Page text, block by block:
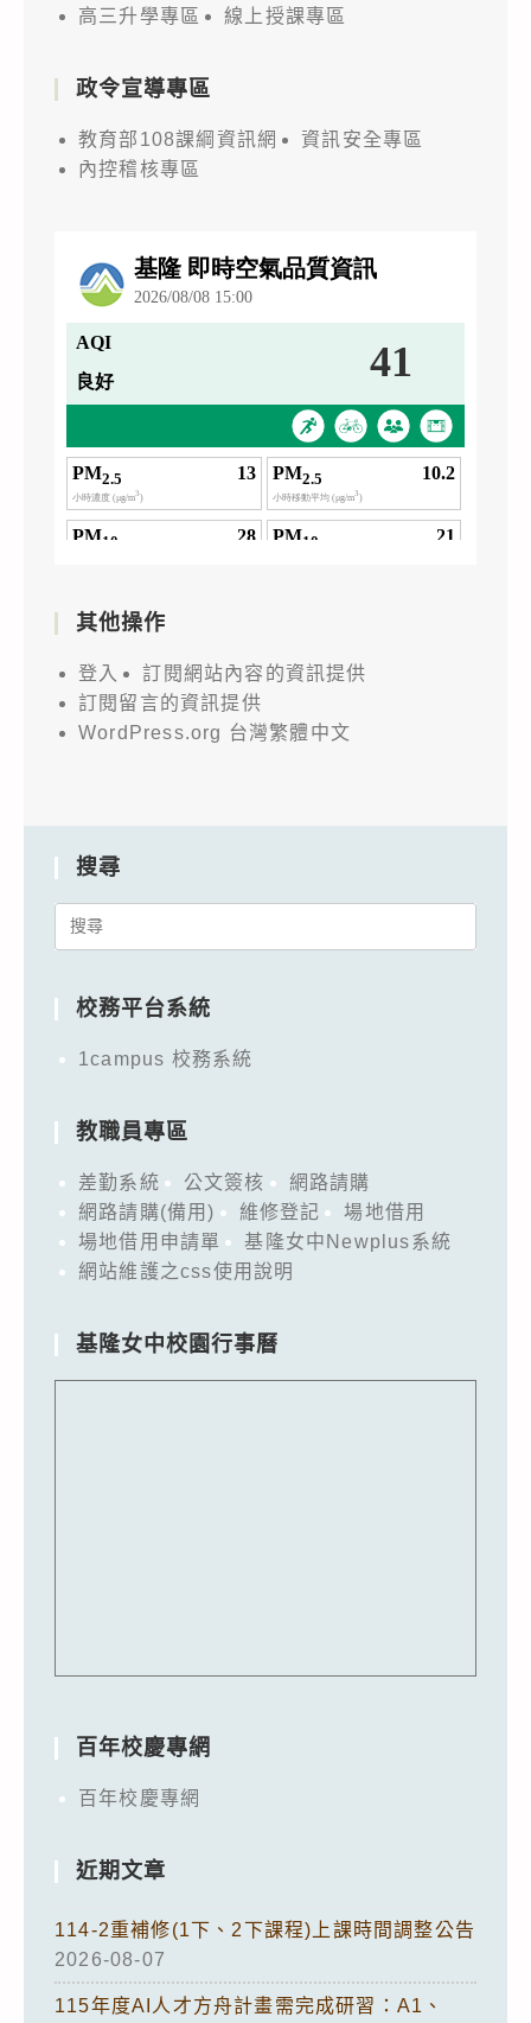
高三升學專區 線上授課專區
政令宣導專區
教育部108課綱資訊網
資訊安全專區
內控稽核專區
其他操作
登入
訂閱網站內容的資訊提供
訂閱留言的資訊提供
WordPress.org 台灣繁體中文
搜尋
Search
校務平台系統
1campus 校務系統
教職員專區
差勤系統 公文簽核
網路請購
網路請購(備用)
維修登記
場地借用
場地借用申請單
基隆女中Newplus系統
網站維護之css使用說明
基隆女中校園行事曆
百年校慶專網
百年校慶專網
近期文章
114-2重補修(1下、2下課程)上課時間調整公告
2026-08-07
115年度AI人才方舟計畫需完成研習：A1、